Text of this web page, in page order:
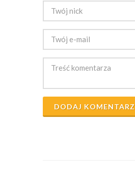
DODAJ KOMENTARZ